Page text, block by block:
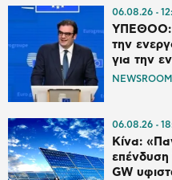
06.08.26
ΥΠΕΘΟΟ:
την
για την
NEWSROOM
06.08.26
Κίνα:
GW